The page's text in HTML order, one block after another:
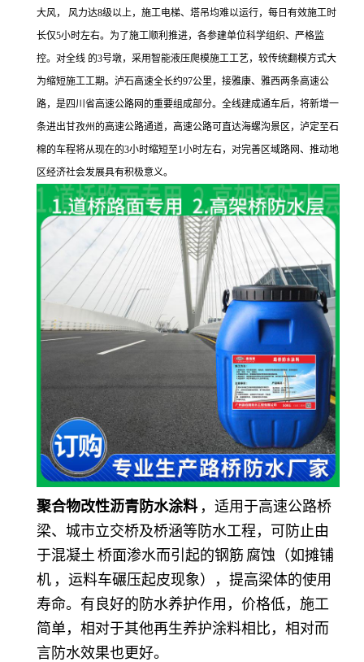
大风， 风力达8级以上，施工电梯、塔吊均难以运行，每日有效施工时
长仅5小时左右。为了施工顺利推进，各参建单位科学组织、严格监
控。对全线 的3号墩，采用智能液压爬模施工工艺，较传统翻模方式大
为缩短施工工期。泸石高速全长约97公里，接雅康、雅西两条高速公
路，是四川省高速公路网的重要组成部分。全线建成通车后，将新增一
条进出甘孜州的高速公路通道，高速公路可直达海螺沟景区，泸定至石
棉的车程将从现在的3小时缩短至1小时左右，对完善区域路网、推动地
区经济社会发展具有积极意义。
聚合物改性沥青防水涂料 ，适用于高速公路桥
梁、城市立交桥及桥涵等防水工程，可防止由
于混凝土 桥面渗水而引起的钢筋 腐蚀（如摊铺
机 ，运料车碾压起皮现象），提高梁体的使用
寿命。有良好的防水养护作用，价格低，施工
简单，相对于其他再生养护涂料相比，相对而
言防水效果也更好。